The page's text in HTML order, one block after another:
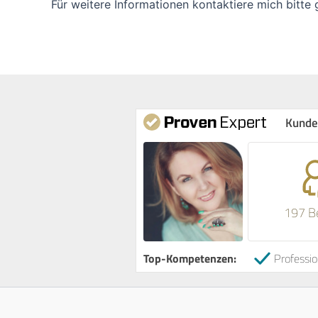
Für weitere Informationen kontaktiere mich bitte
197
Top-Kompetenzen: